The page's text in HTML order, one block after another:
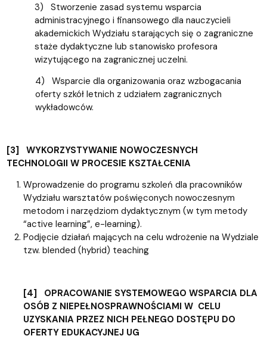
3) Stworzenie zasad systemu wsparcia
administracyjnego i finansowego dla nauczycieli
akademickich Wydziału starających się o zagraniczne
staże dydaktyczne lub stanowisko profesora
wizytującego na zagranicznej uczelni.
4) Wsparcie dla organizowania oraz wzbogacania
oferty szkół letnich z udziałem zagranicznych
wykładowców.
[3] WYKORZYSTYWANIE NOWOCZESNYCH
TECHNOLOGII W PROCESIE KSZTAŁCENIA
Wprowadzenie do programu szkoleń dla pracowników
Wydziału warsztatów poświęconych nowoczesnym
metodom i narzędziom dydaktycznym (w tym metody
“active learning”, e-learning).
Podjęcie działań mających na celu wdrożenie na Wydziale
tzw. blended (hybrid) teaching
[4] OPRACOWANIE SYSTEMOWEGO WSPARCIA DLA
OSÓB Z NIEPEŁNOSPRAWNOŚCIAMI W CELU
UZYSKANIA PRZEZ NICH PEŁNEGO DOSTĘPU DO
OFERTY EDUKACYJNEJ UG